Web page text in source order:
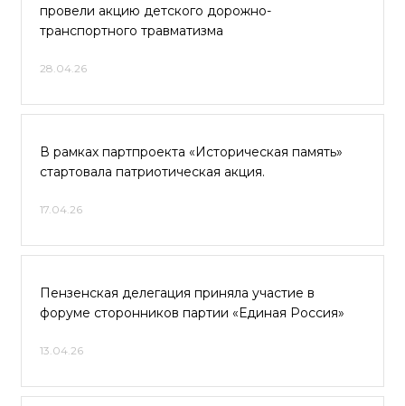
провели акцию детского дорожно-
транспортного травматизма
28.04.26
В рамках партпроекта «Историческая память»
стартовала патриотическая акция.
17.04.26
Пензенская делегация приняла участие в
форуме сторонников партии «Единая Россия»
13.04.26